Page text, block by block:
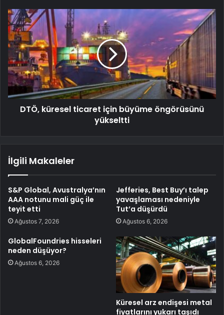
DTÖ, küresel ticaret için büyüme öngörüsünü
yükseltti
İlgili Makaleler
S&P Global, Avustralya’nın
AAA notunu mali güç ile
teyit etti
Ağustos 7, 2026
Jefferies, Best Buy’ı talep
yavaşlaması nedeniyle
Tut’a düşürdü
Ağustos 6, 2026
GlobalFoundries hisseleri
neden düşüyor?
Ağustos 6, 2026
Küresel arz endişesi metal
fiyatlarını yukarı taşıdı